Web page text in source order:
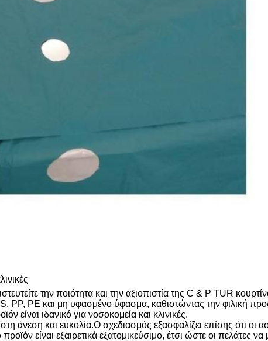
την ποιότητα και την αξιοπιστία της C & P TUR
PP, PE και μη υφασμένο ύφασμα, καθιστώντας την φιλική
είναι ιδανικό για νοσοκομεία και κλινικές.
άνεση και ευκολία.Ο σχεδιασμός εξασφαλίζει επίσης ότι οι
είναι εξαιρετικά εξατομικεύσιμο, έτσι ώστε οι πελάτες